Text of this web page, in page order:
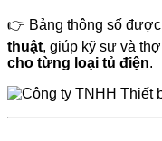
👉 Bảng thông số được
thuật, giúp kỹ sư và
cho từng loại tủ điện.